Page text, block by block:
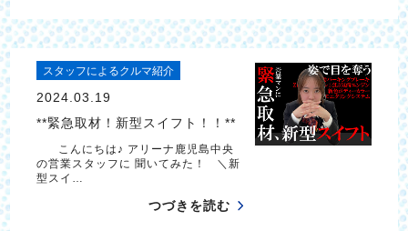
スタッフによるクルマ紹介
2024.03.19
**緊急取材！新型スイフト！！**
こんにちは♪ アリーナ鹿児島中央
の営業スタッフに 聞いてみた！ ＼新
型スイ…
つづきを読む